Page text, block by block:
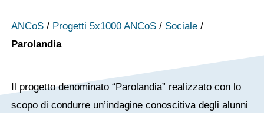
ANCoS/ Progetti 5x1000 ANCoS/ Sociale/
Parolandia
Il progetto denominato “Parolandia” realizzato con lo
scopo di condurre un’indagine conoscitiva degli alunni